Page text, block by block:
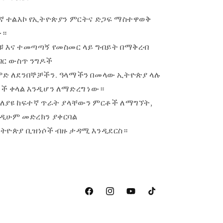
ተልእኮ የኢትዮጵያን ምርትና ድጋፍ ማስተዋወቅ
እና ተመጣጣኝ የመስመር ላይ ግብይት በማቅረብ
ውስጥ ንግዶች
ለደንበኞቻችን. ዓላማችን በመላው ኢትዮጵያ ላሉ
ቀላል እንዲሆን ለማድረግ ነው።
ከፍተኛ ጥራት ያላቸውን ምርቶች ለማግኘት,
መድረክን ያቀርባል
ቢዝነሶች ብዙ ታዳሚ እንዲደርስ።
ፌስቡክ ኢንስታግራምYouTubeቲክቶክ